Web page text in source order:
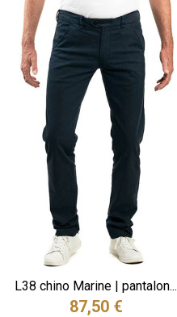
L38 chino Marine | pantalon...
87,50 €